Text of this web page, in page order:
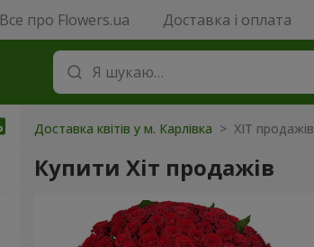
Все про Flowers.ua Доставка і оплата
Доставка квітів у м. Карлівка > ХІТ продажів
Купити Хіт продажів